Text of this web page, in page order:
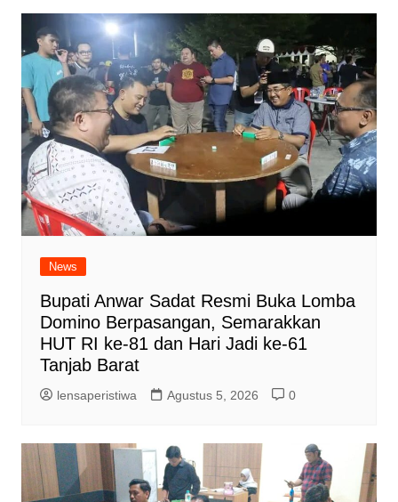
News
Bupati Anwar Sadat Resmi Buka Lomba
Domino Berpasangan, Semarakkan
HUT RI ke-81 dan Hari Jadi ke-61
Tanjab Barat
lensaperistiwa Agustus 5, 2026 0